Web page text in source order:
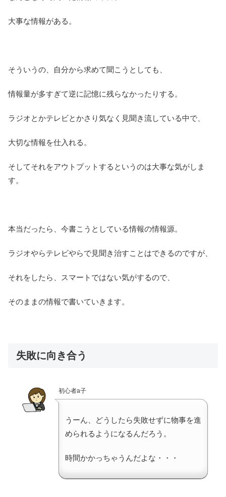
大事な情報がある。
そういうの、自分から求めて聞こうとしても、
情報量が多すぎて逆に記憶に残らなかったりする。
ラジオとかテレビとかさり気なく見聞き流している中で、
大切な情報を仕入れる。
そしてそれをアウトプットするというのは大事な気がしま
す。
本当だったら、今書こうとしている情報の情報源。
ラジオやらテレビやらで見聞き治すことはできるのですが、
それをしたら、スマートではない気がするので、
そのままの情報で書いていきます。
失敗に向き合う
初心者a子
うーん、どうしたら失敗せずに物事を進
められるようになるんだろう。
時間かかっちゃうんだよな・・・